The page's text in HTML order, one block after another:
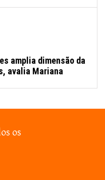
amplia dimensão da
avalia Mariana
os